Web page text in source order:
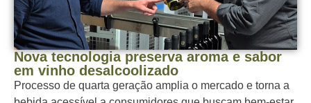
Nova tecnologia preserva aroma e sabor
em vinho desalcoolizado
Processo de quarta geração amplia o mercado e torna a